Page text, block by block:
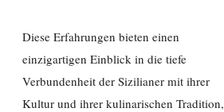
Diese Erfahrungen bieten einen
einzigartigen Einblick in die tiefe
Verbundenheit der Sizilianer mit ihrer
Kultur und ihrer kulinarischen Tradition,